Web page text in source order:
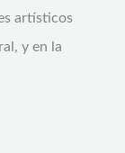
artísticos
y en la